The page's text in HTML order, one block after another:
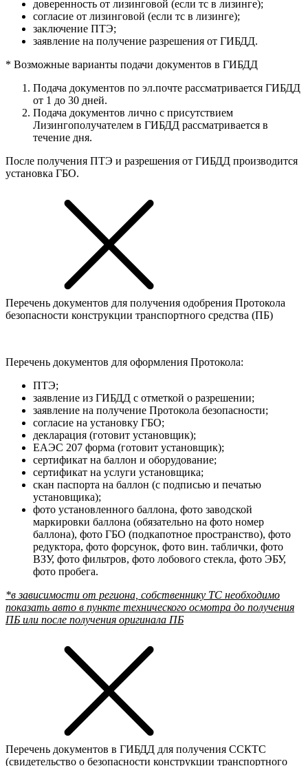
доверенность от лизинговой (если тс в лизинге);
согласие от лизинговой (если тс в лизинге);
заключение ПТЭ;
заявление на получение разрешения от ГИБДД.
* Возможные варианты подачи документов в ГИБДД
Подача документов по эл.почте рассматривается ГИБДД
от 1 до 30 дней.
Подача документов лично с присутствием
Лизингополучателем в ГИБДД рассматривается в
течение дня.
После получения ПТЭ и разрешения от ГИБДД производится
установка ГБО.
Перечень документов для получения одобрения Протокола
безопасности конструкции транспортного средства (ПБ)
Перечень документов для оформления Протокола:
ПТЭ;
заявление из ГИБДД с отметкой о разрешении;
заявление на получение Протокола безопасности;
согласие на установку ГБО;
декларация (готовит установщик);
ЕАЭС 207 форма (готовит установщик);
сертификат на баллон и оборудование;
сертификат на услуги установщика;
скан паспорта на баллон (с подписью и печатью
установщика);
фото установленного баллона, фото заводской
маркировки баллона (обязательно на фото номер
баллона), фото ГБО (подкапотное пространство), фото
редуктора, фото форсунок, фото вин. таблички, фото
ВЗУ, фото фильтров, фото лобового стекла, фото ЭБУ,
фото пробега.
*в зависимости от региона, собственнику ТС необходимо
показать авто в пункте технического осмотра до получения
ПБ или после получения оригинала ПБ
Перечень документов в ГИБДД для получения ССКТС
(свидетельство о безопасности конструкции транспортного